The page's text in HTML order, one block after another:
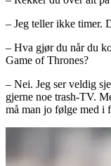
– Jeg teller ikke timer.
– Hva gjør du når du
Game of Thrones?
– Nei. Jeg ser veldig
gjerne noe trash-TV.
må man jo følge med i